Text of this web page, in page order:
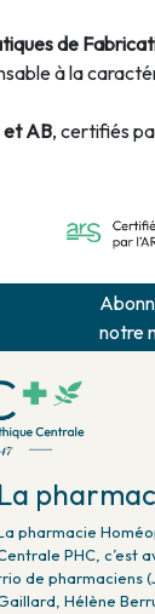
de
à la
et AB, certifiés
notre
La
pharmacie
PHC, c’est
de pharmaciens
Hélène